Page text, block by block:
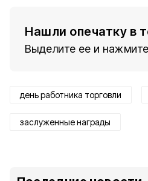
Нашли опечатку в
Выделите ее и
день работника торговли
заслуженные награды